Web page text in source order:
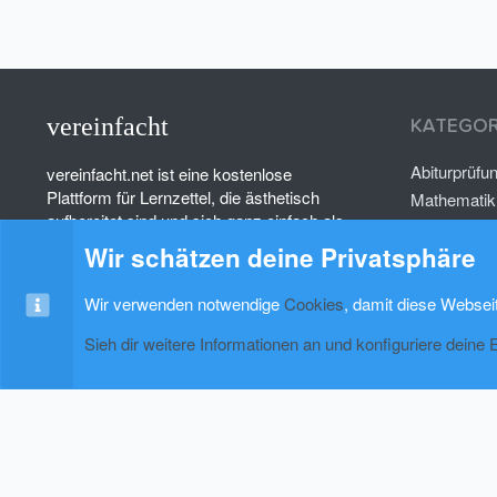
vereinfacht
vereinfacht.net ist eine kostenlose
Plattform für Lernzettel, die ästhetisch
aufbereitet sind und sich ganz einfach als
PDF herunterladen lassen.
Mathematik
Deutsch
Psychologie
Cookies xenAwsome-GradientHeader Kontakt
Wir schätzen deine Privatsphäre
Wir verwenden notwendigeCookies, damit diese
Sieh dir weitere Informationen an und konfiguriere deine